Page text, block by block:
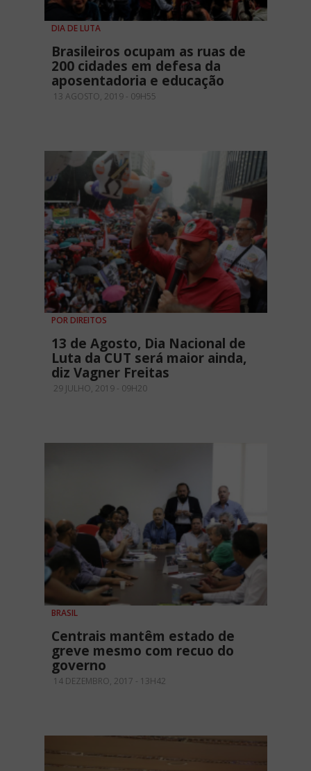
DIA DE LUTA
Brasileiros ocupam as ruas de
200 cidades em defesa da
aposentadoria e educação
13 AGOSTO, 2019 - 09H55
POR DIREITOS
13 de Agosto, Dia Nacional de
Luta da CUT será maior ainda,
diz Vagner Freitas
29 JULHO, 2019 - 09H20
BRASIL
Centrais mantêm estado de
greve mesmo com recuo do
governo
14 DEZEMBRO, 2017 - 13H42